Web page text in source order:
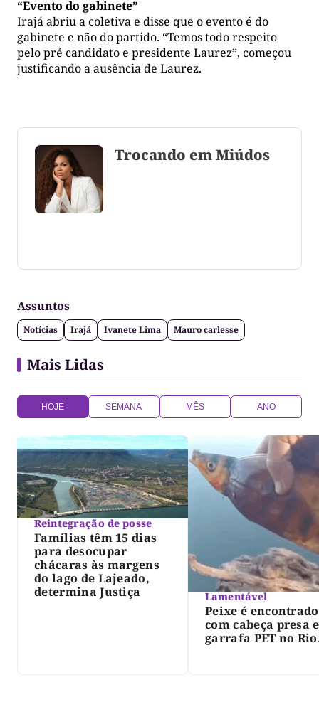
“Evento do gabinete”
Irajá abriu a coletiva e disse que o evento é do
gabinete e não do partido. “Temos todo respeito
pelo pré candidato e presidente Laurez”, começou
justificando a ausência de Laurez.
Trocando em Miúdos
consultora de comunicação. CEO Editora-Chefe da
político e anti-fake!
Assuntos
Notícias Irajá Ivanete Lima Mauro carlesse
Mais Lidas
HOJE SEMANA MÊS ANO
Reintegração de posse
Famílias têm 15 dias
para desocupar
chácaras às margens
do lago de Lajeado,
determina Justiça
Lamentável
Peixe é encontrado
com cabeça presa
garrafa PET no Rio